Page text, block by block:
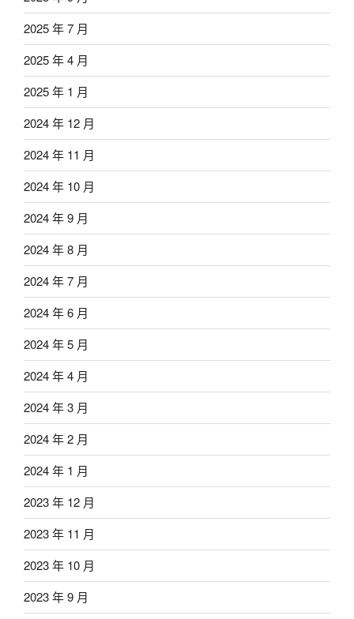
2025 年 7 月
2025 年 4 月
2025 年 1 月
2024 年 12 月
2024 年 11 月
2024 年 10 月
2024 年 9 月
2024 年 8 月
2024 年 7 月
2024 年 6 月
2024 年 5 月
2024 年 4 月
2024 年 3 月
2024 年 2 月
2024 年 1 月
2023 年 12 月
2023 年 11 月
2023 年 10 月
2023 年 9 月